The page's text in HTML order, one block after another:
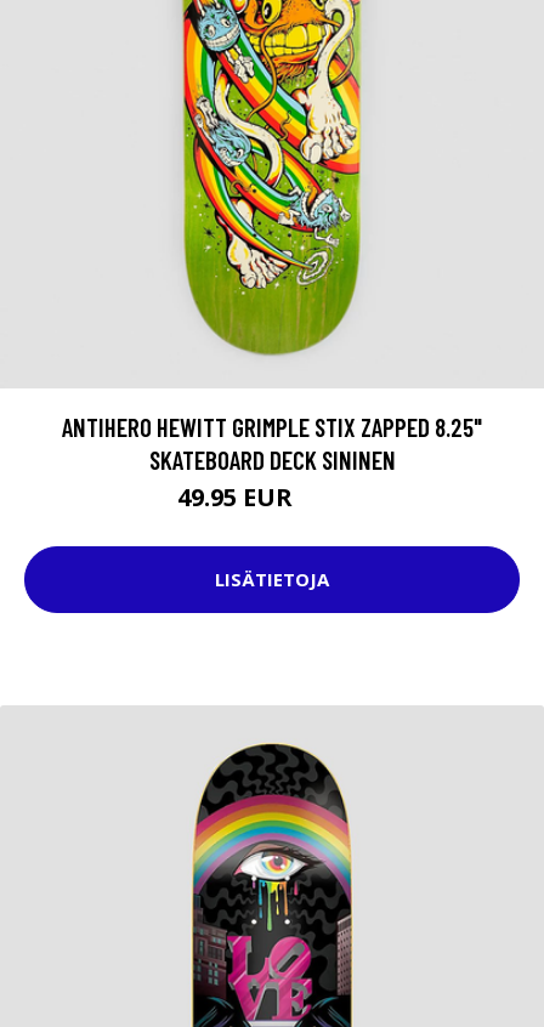
ANTIHERO HEWITT GRIMPLE STIX ZAPPED 8.25"
SKATEBOARD DECK SININEN
49.95 EUR
LISÄTIETOJA